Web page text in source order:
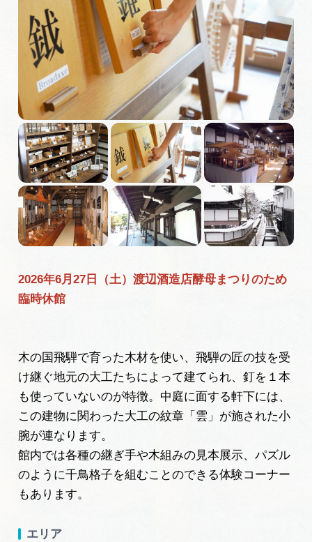
お問い合わせ
運営組織
広告掲載
サイトポリシー
2026年6月27日（土）渡辺酒造店酵母まつりのため
臨時休館
木の国飛騨で育った木材を使い、飛騨の匠の技を受
け継ぐ地元の大工たちによって建てられ、釘を１本
も使っていないのが特徴。中庭に面する軒下には、
この建物に関わった大工の紋章「雲」が施された小
腕が連なります。
館内では各種の継ぎ手や木組みの見本展示、パズル
のように千鳥格子を組むことのできる体験コーナー
もあります。
エリア